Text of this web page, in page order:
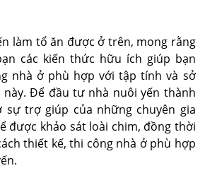
làm tổ ăn được ở trên, mong rằng
các kiến thức hữu ích giúp bạn
nhà ở phù hợp với tập tính và sở
Để đầu tư nhà nuôi yến thành
sự trợ giúp của những chuyên gia
được khảo sát loài chim, đồng thời
thiết kế, thi công nhà ở phù hợp